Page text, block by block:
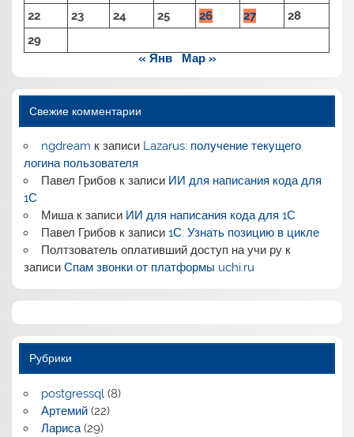
22
23 24 25 26 27
28
29
« Янв
Мар »
Свежие комментарии
ngdream к записи Lazarus: получение текущего
логина пользователя
Павел Грибовк записи ИИ для написания кода для
1С
Мишак записи ИИ для написания кода для 1С
Павел Грибовк записи 1С: Узнать позицию в цикле
Полтзователь оплативший доступ на учи рук
записиСпам звонки от платформы uchi.ru
Рубрики
postgressql(8)
Артемий(22)
Лариса(29)